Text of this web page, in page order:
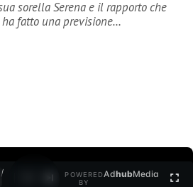
sorella Serena e il rapporto che
fatto una previsione…
POWERED
BY
AdhubMedia